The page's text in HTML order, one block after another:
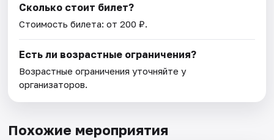
Сколько стоит билет?
Стоимость билета: от 200 ₽.
Есть ли возрастные ограничения?
Возрастные ограничения уточняйте у
организаторов.
Похожие мероприятия